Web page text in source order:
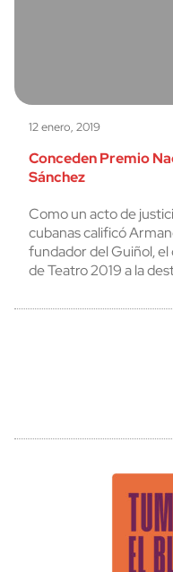
12 enero, 2019
Conceden Premio
Sánchez
Como un acto de
cubanas calificó
fundador del Guiñol,
de Teatro 2019 a la